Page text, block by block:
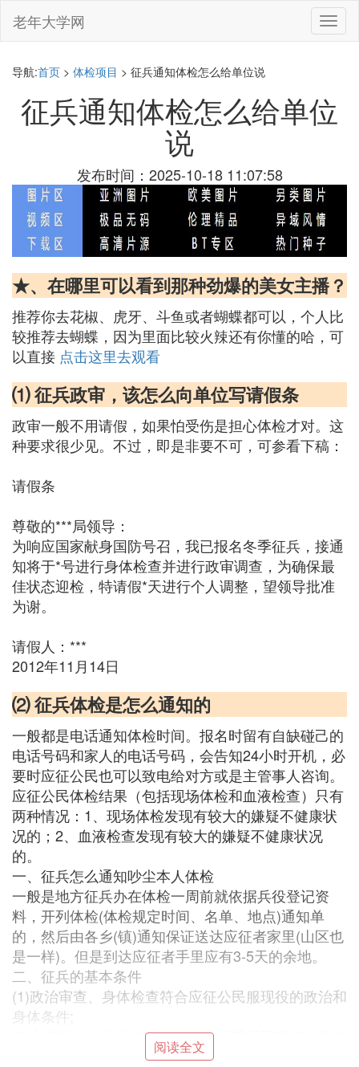
切
换
老年大学网
导航:首页 > 体检项目 > 征兵通知体检怎么给单位说
征兵通知体检怎么给单位
说
发布时间：2025-10-18 11:07:58
★、在哪里可以看到那种劲爆的美女主播？
推荐你去花椒、虎牙、斗鱼或者蝴蝶都可以，个人比
较推荐去蝴蝶，因为里面比较火辣还有你懂的哈，可
以直接 点击这里去观看
⑴ 征兵政审，该怎么向单位写请假条
政审一般不用请假，如果怕受伤是担心体检才对。这
种要求很少见。不过，即是非要不可，可参看下稿：
请假条
尊敬的***局领导：
为响应国家献身国防号召，我已报名冬季征兵，接通
知将于*号进行身体检查并进行政审调查，为确保最
佳状态迎检，特请假*天进行个人调整，望领导批准
为谢。
请假人：***
2012年11月14日
⑵ 征兵体检是怎么通知的
一般都是电话通知体检时间。报名时留有自缺碰己的
电话号码和家人的电话号码，会告知24小时开机，必
要时应征公民也可以致电给对方或是主管事人咨询。
应征公民体检结果（包括现场体检和血液检查）只有
两种情况：1、现场体检发现有较大的嫌疑不健康状
况的；2、血液检查发现有较大的嫌疑不健康状况
的。
一、征兵怎么通知吵尘本人体检
一般是地方征兵办在体检一周前就依据兵役登记资
料，开列体检(体检规定时间、名单、地点)通知单
的，然后由各乡(镇)通知保证送达应征者家里(山区也
是一样)。但是到达应征者手里应有3-5天的余地。
二、征兵的基本条件
(1)政治审查、身体检查符合应征公民服现役的政治和
身体条件;
(2)中等职业技术学校毕业的，必须获得国家统一颁发
的初级以上职业资格证书，且从事本专业工作满一年
阅读全文